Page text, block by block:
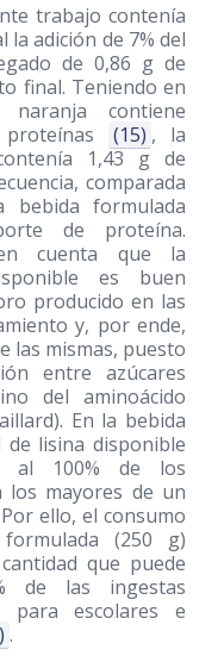
trabajo contenía
la adición de 7% del
de 0,86 g de
final. Teniendo en
contiene
(15) , la
1,43 g de
comparada
formulada
de proteína.
cuenta que la
es buen
producido en las
y, por ende,
las mismas, puesto
entre azúcares
del aminoácido
En la bebida
de lisina disponible
al 100% de los
los mayores de un
ello, el consumo
(250 g)
que puede
de las ingestas
para escolares e
.